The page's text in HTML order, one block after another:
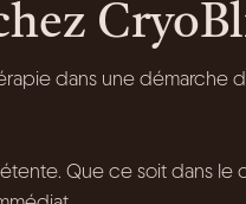
dans une
Que ce soit dans le